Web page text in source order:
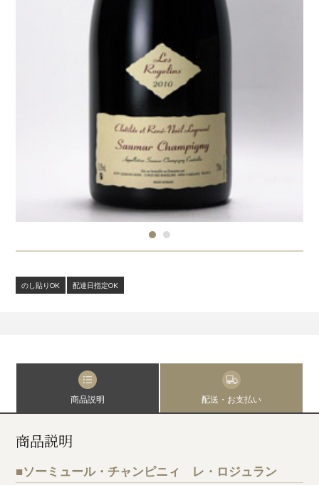
のし貼りOK 配達日指定OK
商品説明 配送・お支払い
商品説明
■ソーミュール・チャンピニィ レ・ロジュラン